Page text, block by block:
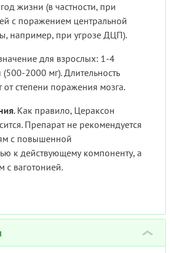
жизни (в частности, при
с поражением центральной
например, при угрозе ДЦП).
для взрослых: 1-4
(500-2000 мг). Длительность
от степени поражения мозга.
. Как правило, Цераксон
Препарат не рекомендуется
с повышенной
к действующему компоненту, а
с ваготонией.
›